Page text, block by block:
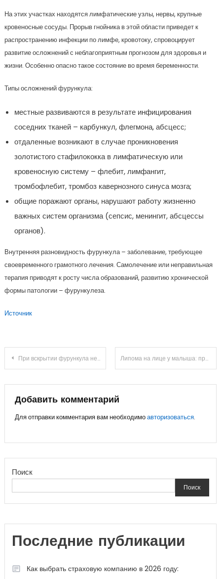
На этих участках находятся лимфатические узлы, нервы, крупные
кровеносные сосуды. Прорыв гнойника в этой области приведет к
распространению инфекции по лимфе, кровотоку, спровоцирует
развитие осложнений с неблагоприятным прогнозом для здоровья и
жизни. Особенно опасно такое состояние во время беременности.
Типы осложнений фурункула:
местные развиваются в результате инфицирования
соседних тканей – карбункул, флегмона, абсцесс;
отдаленные возникают в случае проникновения
золотистого стафилококка в лимфатическую или
кровеносную систему – флебит, лимфангит,
тромбофлебит, тромбоз кавернозного синуса мозга;
общие поражают органы, нарушают работу жизненно
важных систем организма (сепсис, менингит, абсцессы
органов).
Внутренняя разновидность фурункула – заболевание, требующее
своевременного грамотного лечения. Самолечение или неправильная
терапия приводят к росту числа образований, развитию хронической
формы патологии – фурункулеза.
Источник
Навигация
записям
При вскрытии фурункула не вышел стержень: насколько это опасно Липома на лице у малыша: причины появления и насколько опасно образование
Добавить комментарий
Для отправки комментария вам необходимоавторизоваться.
Поиск
Поиск
Последние публикации
Как выбрать страховую компанию в 2026 году: